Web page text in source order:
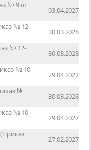
№ 9 от
03.04.2027
№ 12-
30.03.2028
№ 12-
30.03.2028
№ 10
29.04.2027
№
30.03.2028
№ 10
29.04.2027
(Приказ
27.02.2027